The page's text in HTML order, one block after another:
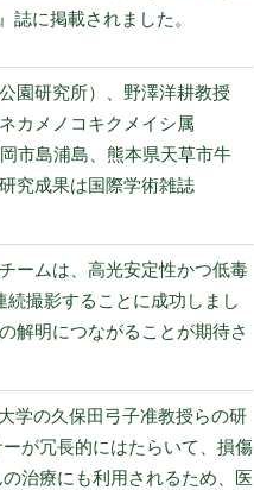
に掲載されました。
園研究所）、野澤洋耕教授
カメノコキクメイシ属
市島浦島、熊本県天草市牛
究成果は国際学術雑誌
ームは、高光安定性かつ低毒
撮影することに成功しまし
解明につながることが期待さ
学の久保田弓子准教授らの研
が冗長的にはたらいて、損傷
治療にも利用されるため、医